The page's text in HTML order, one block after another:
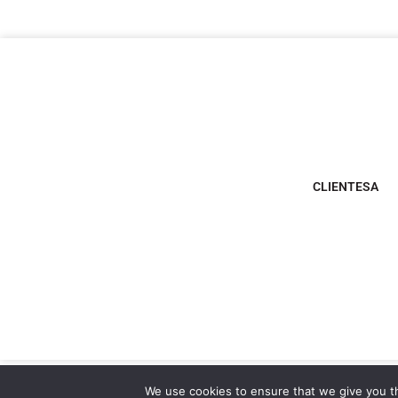
CLIENTESA
We use cookies to ensure that we give you